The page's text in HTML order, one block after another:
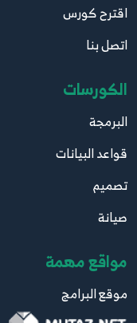
اقترح كورس
اتصل بنا
الكورسات
البرمجة
قواعد البيانات
تصميم
صيانة
مواقع مهمة
موقع البرامج